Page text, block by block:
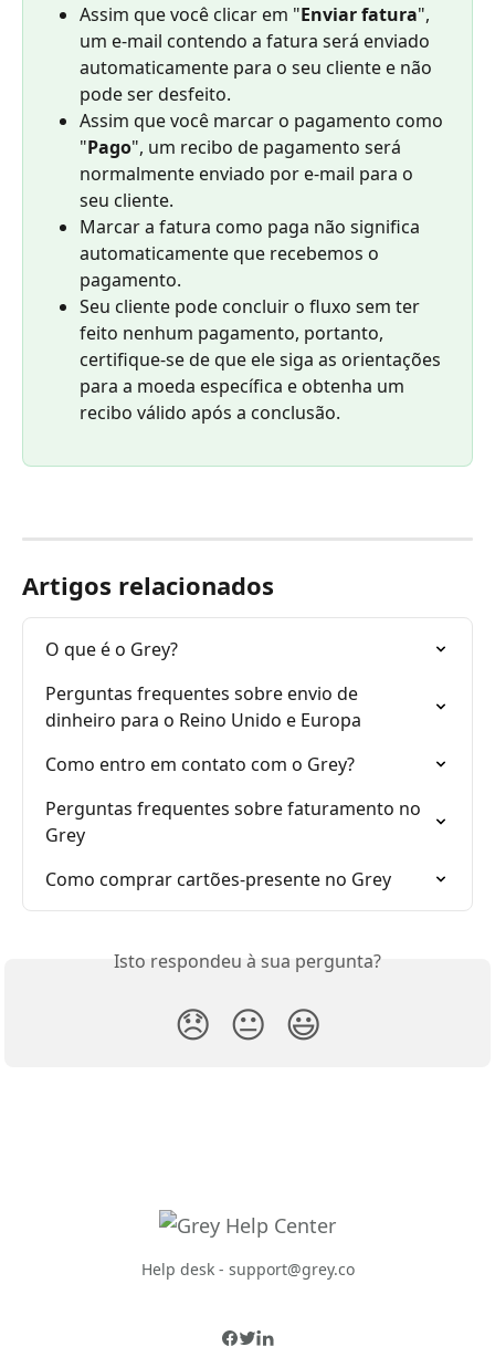
Assim que você clicar em "Enviar fatura",
um e-mail contendo a fatura será enviado
automaticamente para o seu cliente e não
pode ser desfeito.
Assim que você marcar o pagamento como
"Pago", um recibo de pagamento será
normalmente enviado por e-mail para o
seu cliente.
Marcar a fatura como paga não significa
automaticamente que recebemos o
pagamento.
Seu cliente pode concluir o fluxo sem ter
feito nenhum pagamento, portanto,
certifique-se de que ele siga as orientações
para a moeda específica e obtenha um
recibo válido após a conclusão.
Artigos relacionados
O que é o Grey?
Perguntas frequentes sobre envio de
dinheiro para o Reino Unido e Europa
Como entro em contato com o Grey?
Perguntas frequentes sobre faturamento no
Grey
Como comprar cartões-presente no Grey
Isto respondeu à sua pergunta?
😞 😐 😃
Help desk - support@grey.co